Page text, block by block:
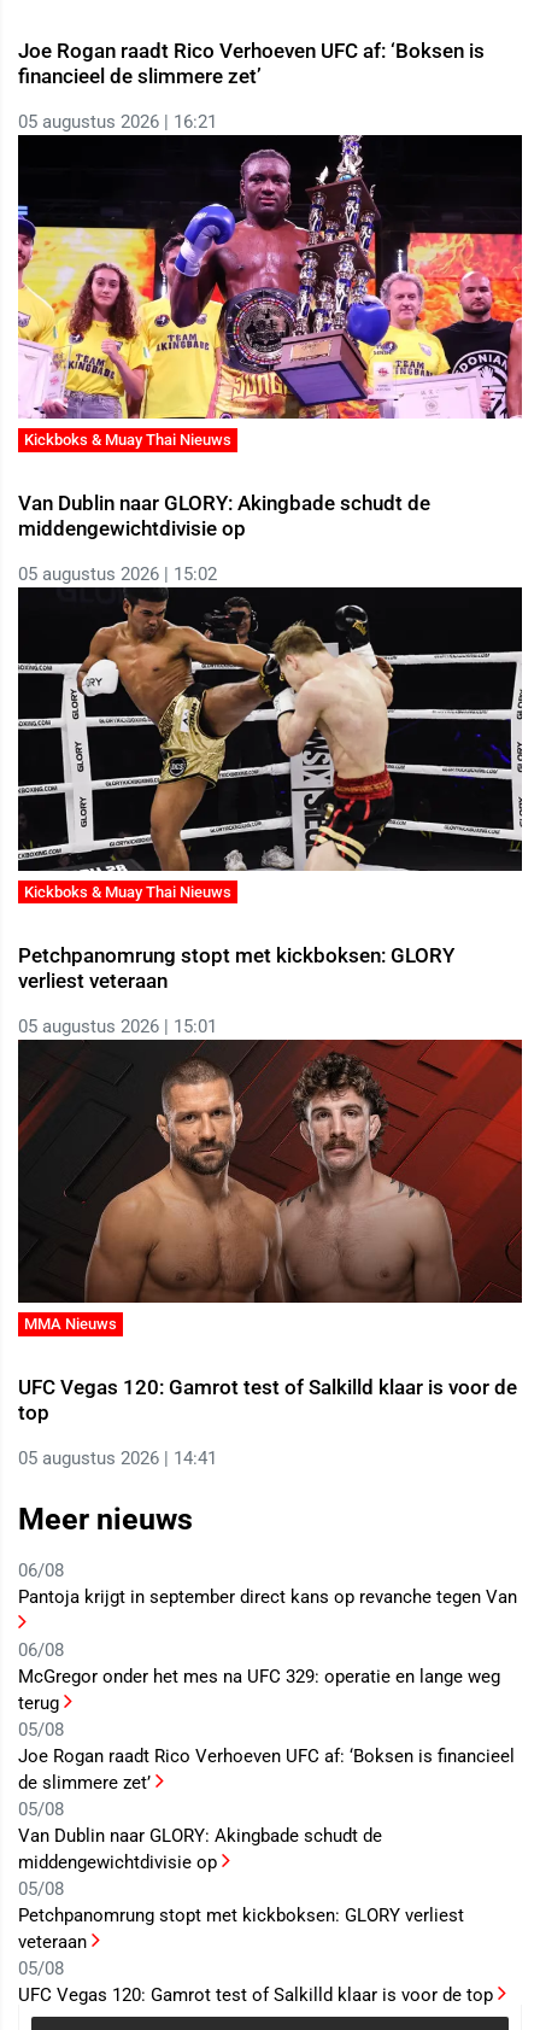
Joe Rogan raadt Rico Verhoeven UFC af: ‘Boksen is
financieel de slimmere zet’
05 augustus 2026 | 16:21
Kickboks & Muay Thai Nieuws
Van Dublin naar GLORY: Akingbade schudt de
middengewichtdivisie op
05 augustus 2026 | 15:02
Kickboks & Muay Thai Nieuws
Petchpanomrung stopt met kickboksen: GLORY
verliest veteraan
05 augustus 2026 | 15:01
MMA Nieuws
UFC Vegas 120: Gamrot test of Salkilld klaar is voor de
top
05 augustus 2026 | 14:41
Meer nieuws
06/08
Pantoja krijgt in september direct kans op revanche tegen Van
06/08
McGregor onder het mes na UFC 329: operatie en lange weg
terug
05/08
Joe Rogan raadt Rico Verhoeven UFC af: ‘Boksen is financieel
de slimmere zet’
05/08
Van Dublin naar GLORY: Akingbade schudt de
middengewichtdivisie op
05/08
Petchpanomrung stopt met kickboksen: GLORY verliest
veteraan
05/08
UFC Vegas 120: Gamrot test of Salkilld klaar is voor de top